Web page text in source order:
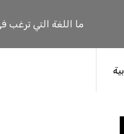
ما اللغة التي ترغب